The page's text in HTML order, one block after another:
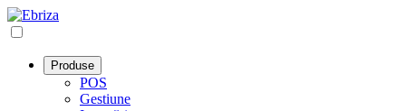
Produse
POS
Gestiune